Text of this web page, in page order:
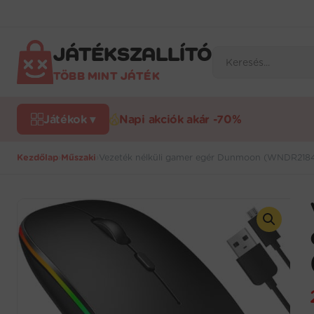
JÁTÉKSZALLÍTÓ
TÖBB MINT JÁTÉK
search
Játékok ▾ Napi akciók akár -70%
Kezdőlap Műszaki Vezeték nélküli gamer egér Dunmoon